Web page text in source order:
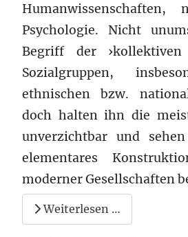
Humanwissenschaften,
Psychologie. Nicht
Begriff der
Sozialgruppen,
ethnischen bzw.
doch halten ihn die
unverzichtbar und
elementares
moderner Gesellschaften
Weiterlesen …